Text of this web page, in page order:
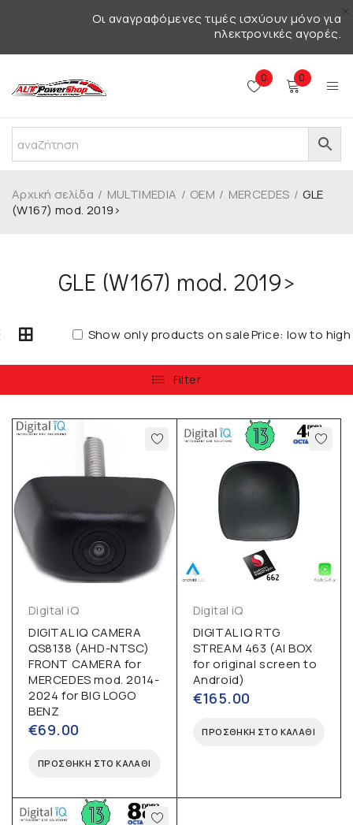
Οι αναγραφόμενες τιμές ισχύουν μόνο για
ηλεκτρονικές αγορές.
0 0
GLE (W167) mod. 2019>
Αρχική σελίδα / MULTIMEDIA / OEM / MERCEDES / GLE
(W167) mod. 2019>
Price: low to high
Show only products on sale
Filter
Digital iQ
DIGITAL IQ CAMERA
QS8138 (AHD-NTSC)
FRONT CAMERA for
MERCEDES mod. 2014-
2024 for BIG LOGO
BENZ
€69.00
ΠΡΟΣΘΉΚΗ ΣΤΟ ΚΑΛΆΘΙ
Digital iQ
DIGITAL IQ RTG
STREAM 463 (AI BOX
for original screen to
Android)
€165.00
ΠΡΟΣΘΉΚΗ ΣΤΟ ΚΑΛΆΘΙ